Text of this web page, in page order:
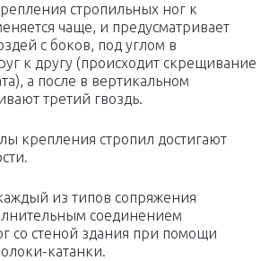
стропильных ног к
чаще, и предусматривает
с боков, под углом в
к другу (происходит скрещивание
а после в вертикальном
третий гвоздь.
крепления стропил достигают
из типов сопряжения
соединением
со стеной здания при помощи
катанки.